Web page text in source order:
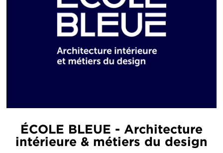
ÉCOLE BLEUE - Architecture
intérieure & métiers du design